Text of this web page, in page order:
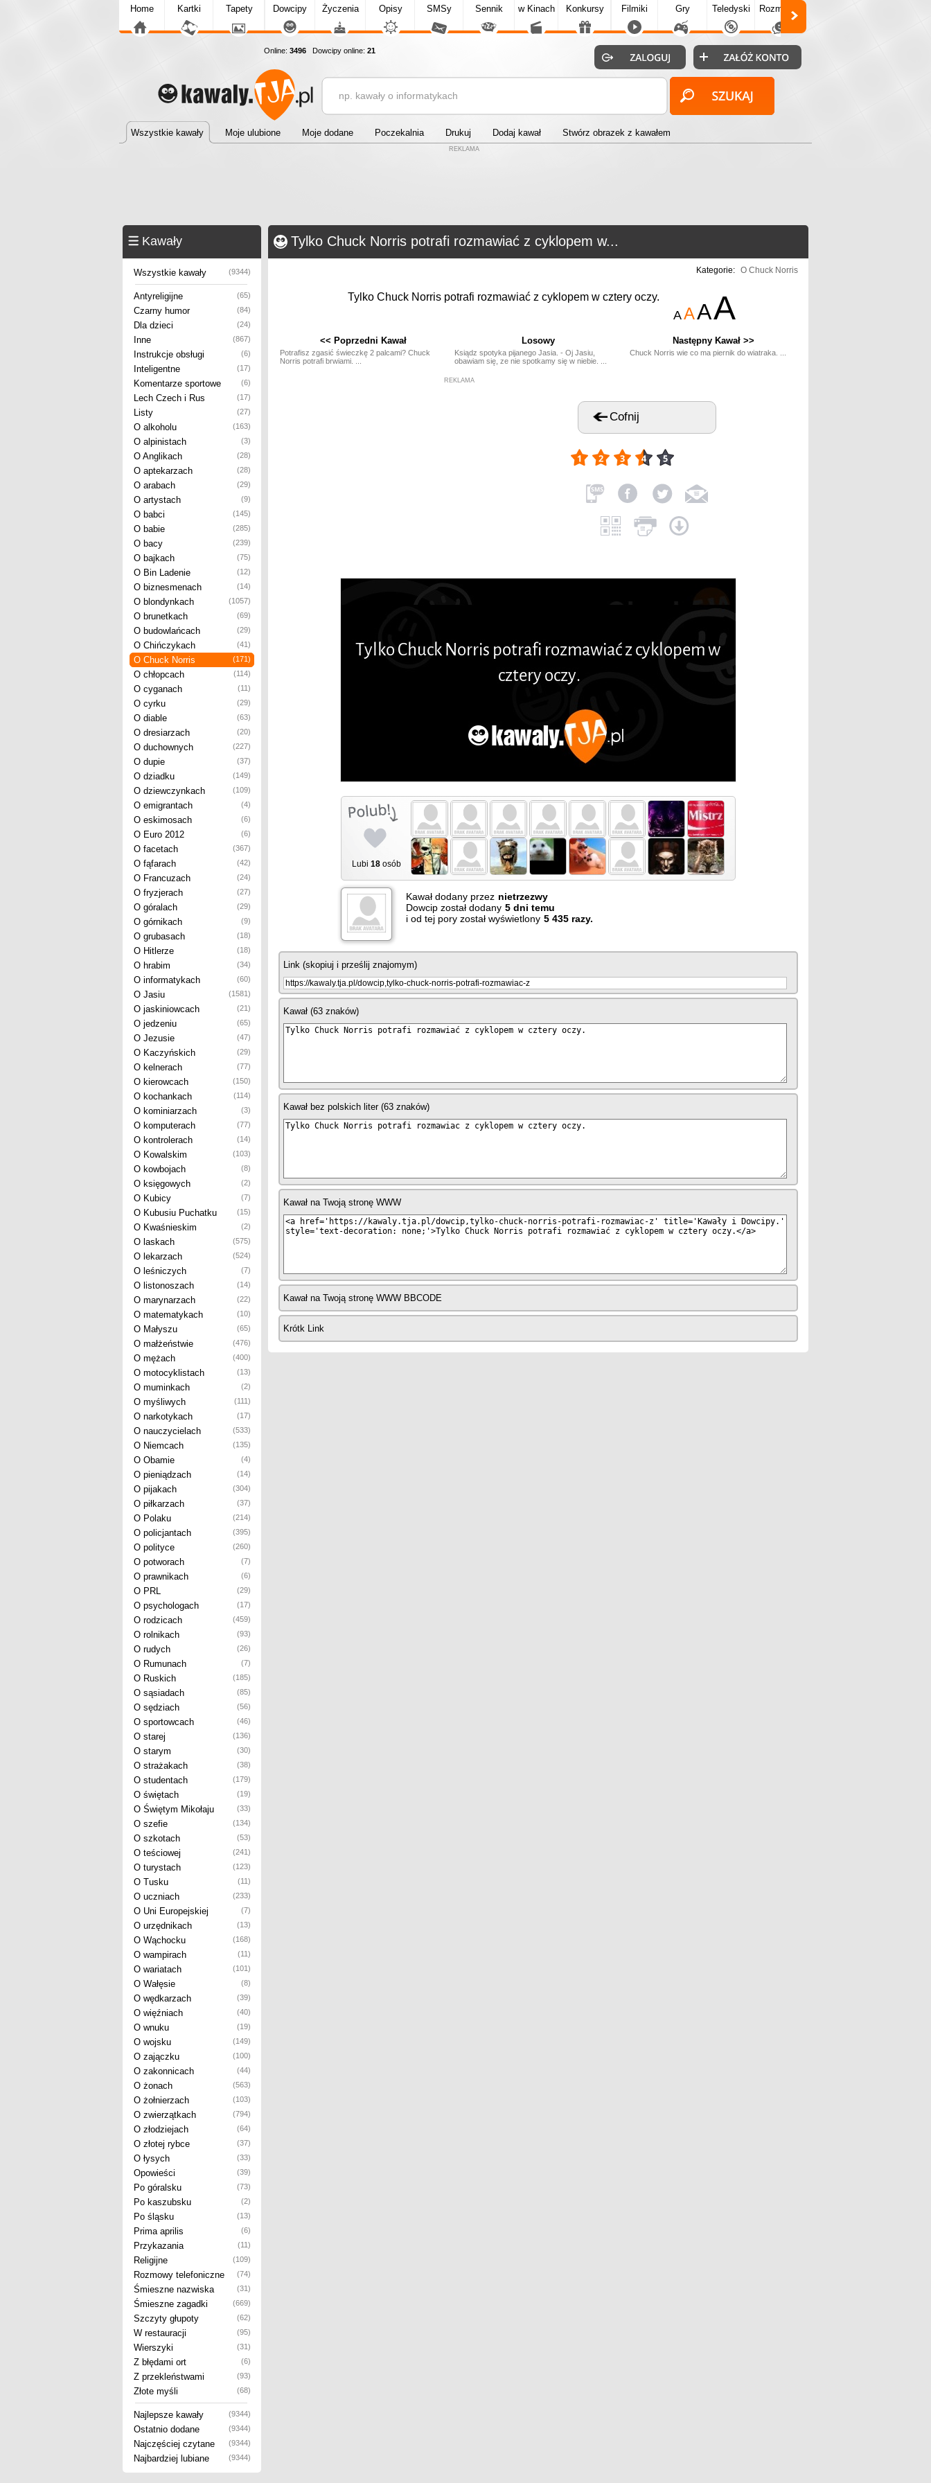
Home Kartki Tapety Dowcipy Życzenia Opisy SMSy Sennik w Kinach Konkursy Filmiki Gry Teledyski Rozmówki
Online: 3496 Dowcipy online: 21
Wszystkie kawały Moje ulubione Moje dodane Poczekalnia Drukuj Dodaj kawał Stwórz obrazek z kawałem
REKLAMA
Kawały
Wszystkie kawały (9344)
Antyreligijne (65)
Czarny humor (84)
Dla dzieci (24)
Inne (867)
Instrukcje obsługi (6)
Inteligentne (17)
Komentarze sportowe (6)
Lech Czech i Rus (17)
Listy (27)
O alkoholu (163)
O alpinistach (3)
O Anglikach (28)
O aptekarzach (28)
O arabach (29)
O artystach (9)
O babci (145)
O babie (285)
O bacy (239)
O bajkach (75)
O Bin Ladenie (12)
O biznesmenach (14)
O blondynkach (1057)
O brunetkach (69)
O budowlańcach (29)
O Chińczykach (41)
O Chuck Norris (171)
O chłopcach (114)
O cyganach (11)
O cyrku (29)
O diable (63)
O dresiarzach (20)
O duchownych (227)
O dupie (37)
O dziadku (149)
O dziewczynkach (109)
O emigrantach (4)
O eskimosach (6)
O Euro 2012 (6)
O facetach (367)
O fąfarach (42)
O Francuzach (24)
O fryzjerach (27)
O góralach (29)
O górnikach (9)
O grubasach (18)
O Hitlerze (18)
O hrabim (34)
O informatykach (60)
O Jasiu (1581)
O jaskiniowcach (21)
O jedzeniu (65)
O Jezusie (47)
O Kaczyńskich (29)
O kelnerach (77)
O kierowcach (150)
O kochankach (114)
O kominiarzach (3)
O komputerach (77)
O kontrolerach (14)
O Kowalskim (103)
O kowbojach (8)
O księgowych (2)
O Kubicy (7)
O Kubusiu Puchatku (15)
O Kwaśnieskim (2)
O laskach (575)
O lekarzach (524)
O leśniczych (7)
O listonoszach (14)
O marynarzach (22)
O matematykach (10)
O Małyszu (65)
O małżeństwie (476)
O mężach (400)
O motocyklistach (13)
O muminkach (2)
O myśliwych (111)
O narkotykach (17)
O nauczycielach (533)
O Niemcach (135)
O Obamie (4)
O pieniądzach (14)
O pijakach (304)
O piłkarzach (37)
O Polaku (214)
O policjantach (395)
O polityce (260)
O potworach (7)
O prawnikach (6)
O PRL (29)
O psychologach (17)
O rodzicach (459)
O rolnikach (93)
O rudych (26)
O Rumunach (7)
O Ruskich (185)
O sąsiadach (85)
O sędziach (56)
O sportowcach (46)
O starej (136)
O starym (30)
O strażakach (38)
O studentach (179)
O świętach (19)
O Świętym Mikołaju (33)
O szefie (134)
O szkotach (53)
O teściowej (241)
O turystach (123)
O Tusku (11)
O uczniach (233)
O Uni Europejskiej (7)
O urzędnikach (13)
O Wąchocku (168)
O wampirach (11)
O wariatach (101)
O Wałęsie (8)
O wędkarzach (39)
O więźniach (40)
O wnuku (19)
O wojsku (149)
O zajączku (100)
O zakonnicach (44)
O żonach (563)
O żołnierzach (103)
O zwierzątkach (794)
O złodziejach (64)
O złotej rybce (37)
O łysych (33)
Opowieści (39)
Po góralsku (73)
Po kaszubsku (2)
Po śląsku (13)
Prima aprilis (6)
Przykazania (11)
Religijne (109)
Rozmowy telefoniczne (74)
Śmieszne nazwiska (31)
Śmieszne zagadki (669)
Szczyty głupoty (62)
W restauracji (95)
Wierszyki (31)
Z błędami ort (6)
Z przekleństwami (93)
Złote myśli (68)
Najlepsze kawały (9344)
Ostatnio dodane (9344)
Najczęściej czytane (9344)
Najbardziej lubiane (9344)
Tylko Chuck Norris potrafi rozmawiać z cyklopem w...
Kategorie: O Chuck Norris
AAAA
Tylko Chuck Norris potrafi rozmawiać z cyklopem w cztery oczy.
<< Poprzedni Kawał
Potrafisz zgasić świeczkę 2 palcami? Chuck
Norris potrafi brwiami. ...
Losowy
Ksiądz spotyka pijanego Jasia. - Oj Jasiu,
obawiam się, ze nie spotkamy się w niebie. ...
Następny Kawał >>
Chuck Norris wie co ma piernik do wiatraka. ...
REKLAMA
Cofnij
Lubi 18 osób
Kawał dodany przez nietrzezwy
Dowcip został dodany 5 dni temu
i od tej pory został wyświetlony 5 435 razy.
Link (skopiuj i prześlij znajomym)
Kawał (63 znaków)
Kawał bez polskich liter (63 znaków)
Kawał na Twoją stronę WWW
Kawał na Twoją stronę WWW BBCODE
Krótk Link